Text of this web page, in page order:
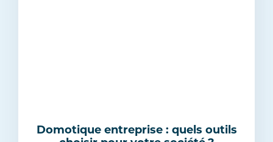
Domotique entreprise : quels outils